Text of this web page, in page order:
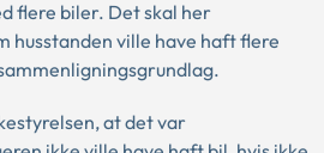
flere biler. Det skal her
husstanden ville have haft flere
at det var